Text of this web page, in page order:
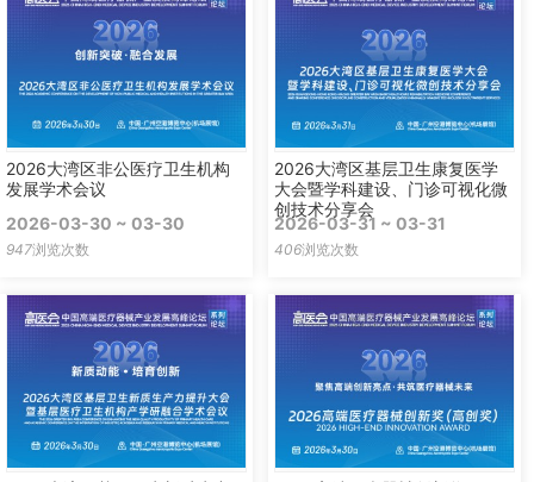
2026大湾区非公医疗卫生机构
发展学术会议
2026-03-30 ~ 03-30
947浏览次数
2026大湾区基层卫生康复医学
大会暨学科建设、门诊可视化微
创技术分享会
2026-03-31 ~ 03-31
406浏览次数